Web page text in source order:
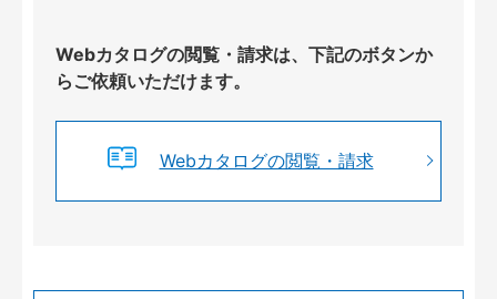
Webカタログの閲覧・請求は、下記のボタンか
らご依頼いただけます。
Webカタログの閲覧・請求